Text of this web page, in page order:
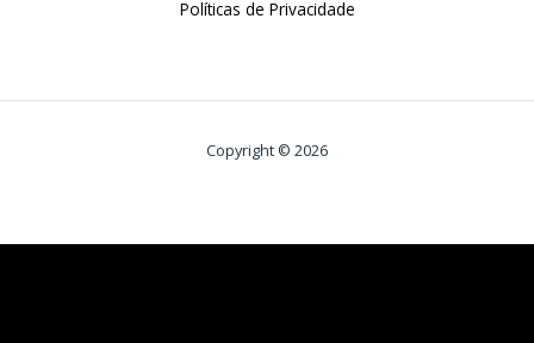
Políticas de Privacidade
Copyright © 2026